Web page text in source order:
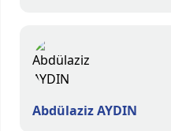
Abdülaziz AYDIN